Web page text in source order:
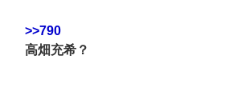
>>790
高畑充希？